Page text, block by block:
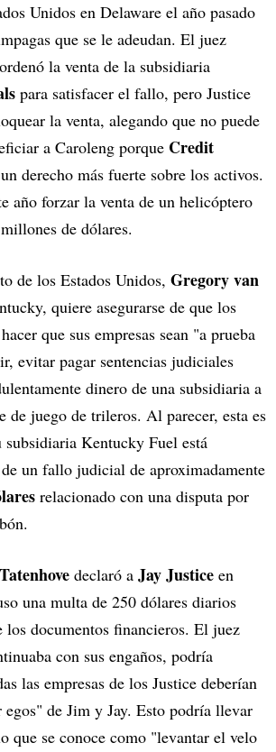
Unidos en Delaware el año pasado
que se le adeudan. El juez
la venta de la subsidiaria
para satisfacer el fallo, pero Justice
la venta, alegando que no puede
a Caroleng porque Credit
derecho más fuerte sobre los activos.
año forzar la venta de un helicóptero
de dólares.
de los Estados Unidos, Gregory van
quiere asegurarse de que los
que sus empresas sean "a prueba
evitar pagar sentencias judiciales
dinero de una subsidiaria a
de juego de trileros. Al parecer, esta es
subsidiaria Kentucky Fuel está
un fallo judicial de aproximadamente
relacionado con una disputa por
Tatenhove declaró a Jay Justice en
una multa de 250 dólares diarios
los documentos financieros. El juez
con sus engaños, podría
las empresas de los Justice deberían
egos" de Jim y Jay. Esto podría llevar
que se conoce como "levantar el velo